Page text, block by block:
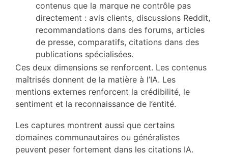
contenus que la marque ne contrôle pas
directement : avis clients, discussions Reddit,
recommandations dans des forums, articles
de presse, comparatifs, citations dans des
publications spécialisées.
Ces deux dimensions se renforcent. Les contenus
maîtrisés donnent de la matière à l’IA. Les
mentions externes renforcent la crédibilité, le
sentiment et la reconnaissance de l’entité.
Les captures montrent aussi que certains
domaines communautaires ou généralistes
peuvent peser fortement dans les citations IA.